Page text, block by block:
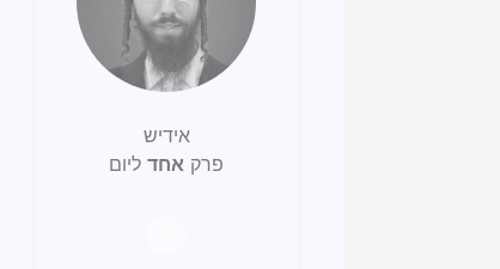
אידיש
פרק אחד ליום